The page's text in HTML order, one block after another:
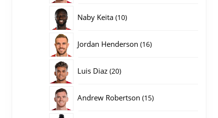
Naby Keita 1010
Jordan Henderson 1616
Luis Diaz 2020
Andrew Robertson 1515